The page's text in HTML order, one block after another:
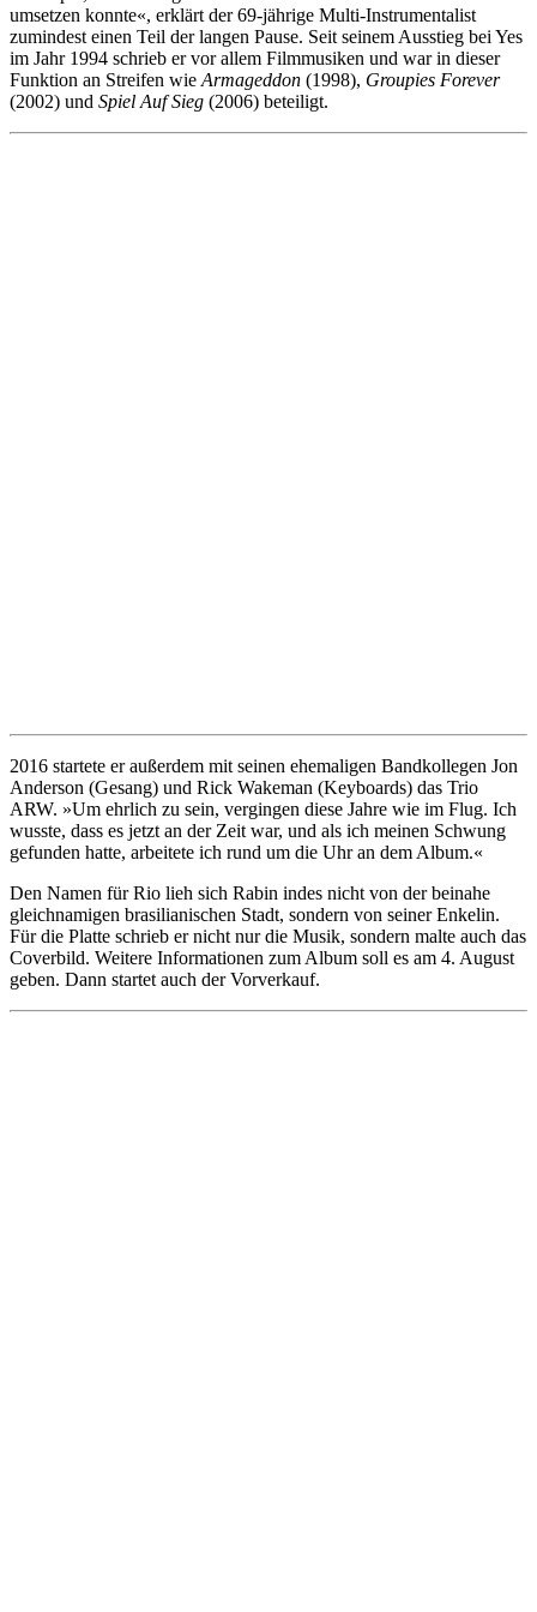
umsetzen konnte«, erklärt der 69-jährige Multi-Instrumentalist
zumindest einen Teil der langen Pause. Seit seinem Ausstieg bei Yes
im Jahr 1994 schrieb er vor allem Filmmusiken und war in dieser
Funktion an Streifen wie Armageddon (1998), Groupies Forever
(2002) und Spiel Auf Sieg (2006) beteiligt.
2016 startete er außerdem mit seinen ehemaligen Bandkollegen Jon
Anderson (Gesang) und Rick Wakeman (Keyboards) das Trio
ARW. »Um ehrlich zu sein, vergingen diese Jahre wie im Flug. Ich
wusste, dass es jetzt an der Zeit war, und als ich meinen Schwung
gefunden hatte, arbeitete ich rund um die Uhr an dem Album.«
Den Namen für Rio lieh sich Rabin indes nicht von der beinahe
gleichnamigen brasilianischen Stadt, sondern von seiner Enkelin.
Für die Platte schrieb er nicht nur die Musik, sondern malte auch das
Coverbild. Weitere Informationen zum Album soll es am 4. August
geben. Dann startet auch der Vorverkauf.